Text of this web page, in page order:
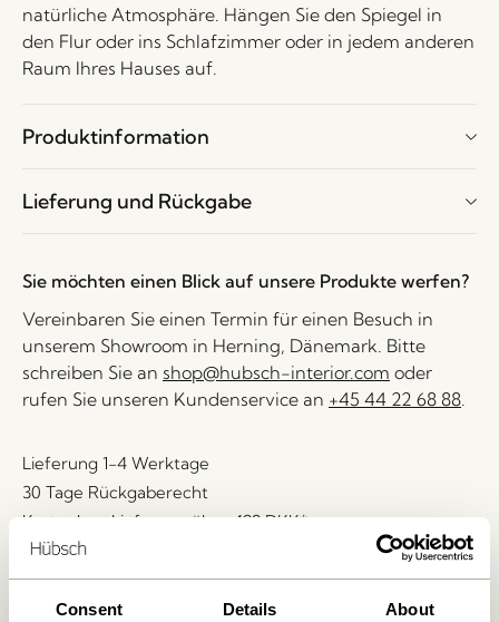
Consent Details About
natürliche Atmosphäre. Hängen Sie den Spiegel in
den Flur oder ins Schlafzimmer oder in jedem anderen
Raum Ihres Hauses auf.
Produktinformation
Lieferung und Rückgabe
Sie möchten einen Blick auf unsere Produkte werfen?
Vereinbaren Sie einen Termin für einen Besuch in
unserem Showroom in Herning, Dänemark. Bitte
schreiben Sie an shop@hubsch-interior.com oder
rufen Sie unseren Kundenservice an +45 44 22 68 88.
Lieferung 1-4 Werktage
30 Tage Rückgaberecht
Kostenlose Lieferung über499 DKK*